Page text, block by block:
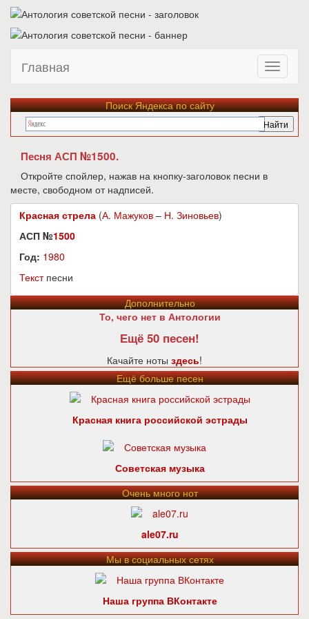
Главная
Поиск Яндекса по сайту
Песня АСП №1500.
Откройте спойлер, нажав на кнопку-заголовок песни в
месте, свободном от надписей.
Красная стрела (А. Мажуков – Н. Зиновьев)
АСП №1500
Год: 1980
Текстпесни
Дополнительно
То, чего нет в Антологии
Ещё 50 песен!
Качайте ноты здесь!
Ещё больше песен
Красная книга российской эстрады
Советская музыка
Очень много нот
ale07.ru
Мы в социальных сетях
Наша группа ВКонтакте